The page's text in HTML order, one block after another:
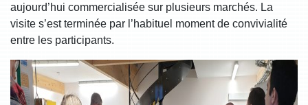
aujourd’hui commercialisée sur plusieurs marchés. La
visite s’est terminée par l’habituel moment de convivialité
entre les participants.